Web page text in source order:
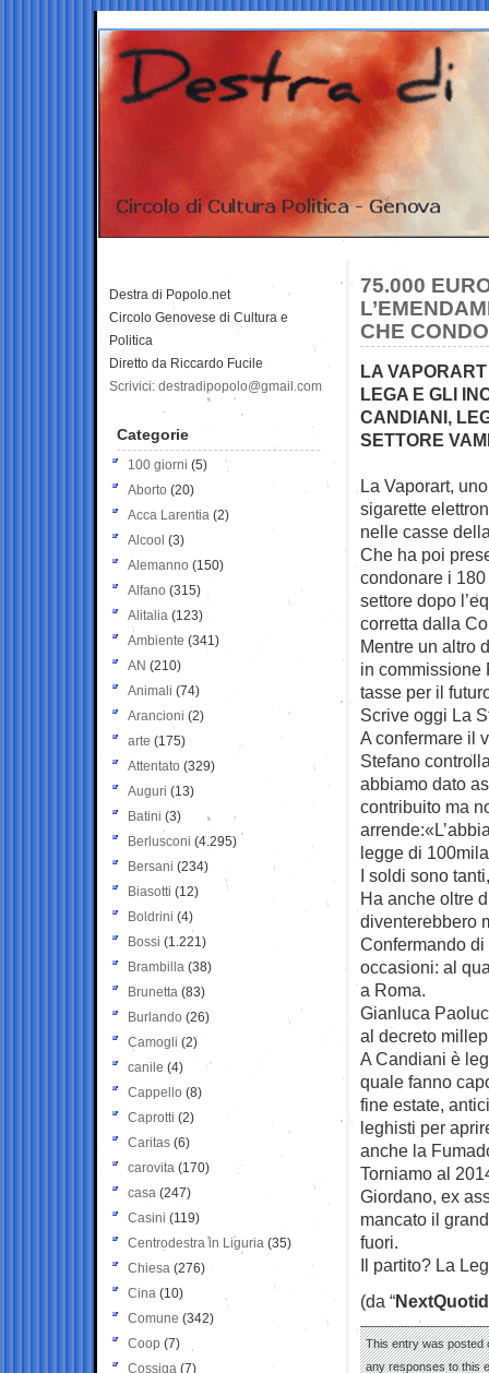
75.000
CHE
LA
LEGA E GLI
CANDIANI,
SETTORE
La Vaporart,
sigarette
nelle casse
Che ha poi
condonare i
settore dopo
corretta dalla
Mentre un altro
in commissione
tasse per il
Scrive oggi La
A confermare il
Stefano
abbiamo dato
contribuito ma
legge di
I soldi sono
Ha anche oltre
diventerebbero
Confermando
occasioni: al
a Roma.
Gianluca
al decreto
A Candiani è
quale fanno
fine estate,
leghisti per
anche la
Torniamo al
Giordano, ex
mancato il
fuori.
Il partito? La
(da “
This entry was posted
any responses to this
Destra di Popolo.net
Circolo Genovese di Cultura e
Politica
Diretto da Riccardo Fucile
Scrivici: destradipopolo@gmail.com
Categorie
100 giorni (5)
Aborto (20)
Acca Larentia (2)
Alcool (3)
Alemanno (150)
Alfano (315)
Alitalia (123)
Ambiente (341)
AN (210)
Animali (74)
Arancioni (2)
arte (175)
Attentato (329)
Auguri (13)
Batini (3)
Berlusconi (4.295)
Bersani (234)
Biasotti (12)
Boldrini (4)
Bossi (1.221)
Brambilla (38)
Brunetta (83)
Burlando (26)
Camogli (2)
canile (4)
Cappello (8)
Caprotti (2)
Caritas (6)
carovita (170)
casa (247)
Casini (119)
Centrodestra in Liguria (35)
Chiesa (276)
Cina (10)
Comune (342)
Coop (7)
Cossiga (7)